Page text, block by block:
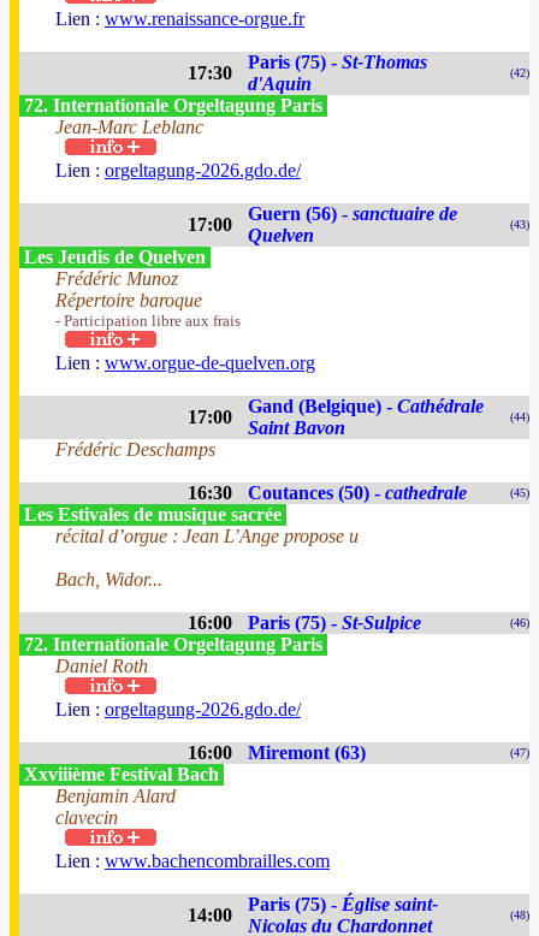
Lien : www.renaissance-orgue.fr
17:30
Paris (75) - St-Thomas
d'Aquin
(42)
72. Internationale Orgeltagung Paris
Jean-Marc Leblanc
Lien : orgeltagung-2026.gdo.de/
17:00
Guern (56) - sanctuaire de
Quelven
(43)
Les Jeudis de Quelven
Frédéric Munoz
Répertoire baroque
- Participation libre aux frais
Lien : www.orgue-de-quelven.org
17:00
Gand (Belgique) - Cathédrale
Saint Bavon
(44)
Frédéric Deschamps
16:30 Coutances (50) - cathedrale (45)
Les Estivales de musique sacrée
récital d’orgue : Jean L’Ange propose u
Bach, Widor...
16:00 Paris (75) - St-Sulpice (46)
72. Internationale Orgeltagung Paris
Daniel Roth
Lien : orgeltagung-2026.gdo.de/
16:00 Miremont (63) (47)
Xxviiième Festival Bach
Benjamin Alard
clavecin
Lien : www.bachencombrailles.com
14:00
Paris (75) - Église saint-
Nicolas du Chardonnet
(48)